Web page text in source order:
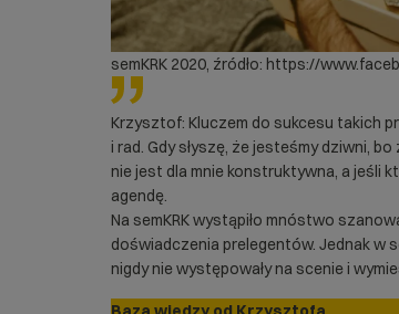
semKRK 2020, źródło: https://
Krzysztof: Kluczem do sukcesu takich
i rad. Gdy słyszę, że jesteśmy dziwni,
nie jest dla mnie konstruktywna, a jeśli
agendę.
Na semKRK wystąpiło mnóstwo
doświadczenia prelegentów. Jednak w
nigdy nie występowały na scenie i